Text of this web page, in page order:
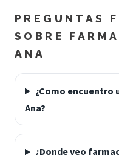
PREGUNTAS
SOBRE
ANA
¿Como encuentro
Ana?
¿Donde veo